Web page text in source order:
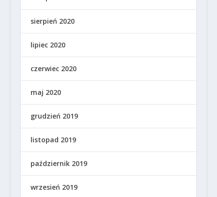
sierpień 2020
lipiec 2020
czerwiec 2020
maj 2020
grudzień 2019
listopad 2019
październik 2019
wrzesień 2019